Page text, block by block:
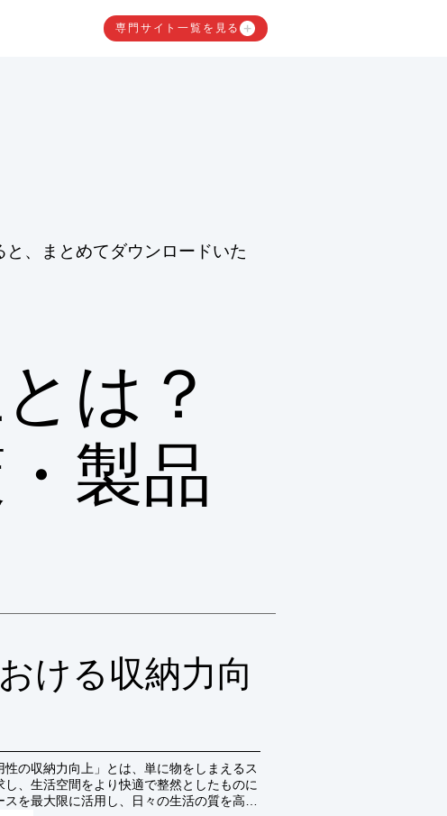
専門サイト一覧を見る
、まとめてダウンロードいた
は？
製品
ける収納力向
の収納力向上」とは、単に物をしまえるス
、生活空間をより快適で整然としたものに
を最大限に活用し、日々の生活の質を高め